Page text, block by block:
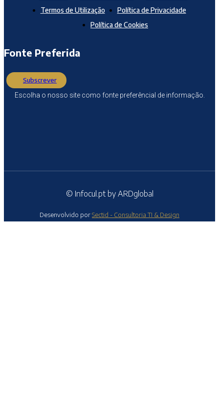
Termos de Utilização
Política de Privacidade
Política de Cookies
Fonte Preferida
Subscrever
Escolha o nosso site como fonte preferêncial de informação.
© Infocul.pt by ARDglobal
Desenvolvido porSectid - Consultoria TI & Design